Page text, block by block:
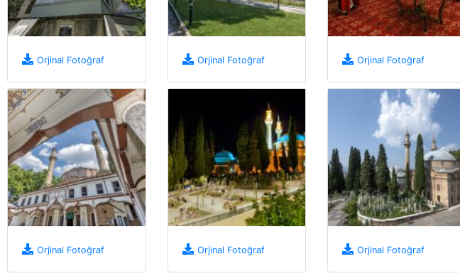
Orjinal Fotoğraf Orjinal Fotoğraf Orjinal Fotoğraf
Orjinal Fotoğraf Orjinal Fotoğraf Orjinal Fotoğraf